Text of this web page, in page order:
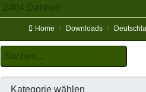
2404 Dateien
Home Downloads